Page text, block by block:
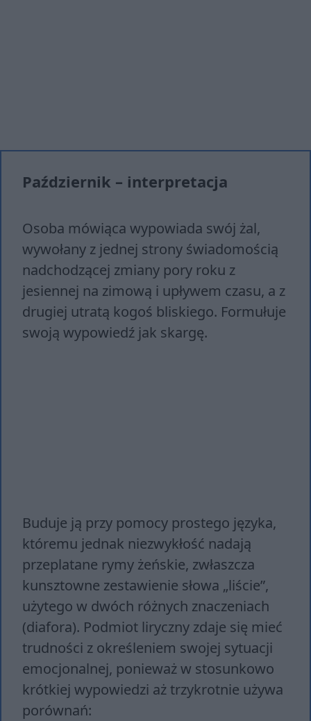
Październik – interpretacja
Osoba mówiąca wypowiada swój żal,
wywołany z jednej strony świadomością
nadchodzącej zmiany pory roku z
jesiennej na zimową i upływem czasu, a z
drugiej utratą kogoś bliskiego. Formułuje
swoją wypowiedź jak skargę.
Buduje ją przy pomocy prostego języka,
któremu jednak niezwykłość nadają
przeplatane rymy żeńskie, zwłaszcza
kunsztowne zestawienie słowa „liście”,
użytego w dwóch różnych znaczeniach
(diafora). Podmiot liryczny zdaje się mieć
trudności z określeniem swojej sytuacji
emocjonalnej, ponieważ w stosunkowo
krótkiej wypowiedzi aż trzykrotnie używa
porównań: